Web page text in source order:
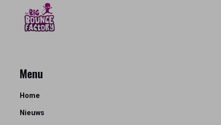
Menu
Home
Nieuws